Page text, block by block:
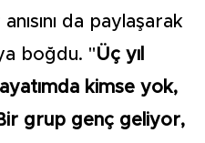
da paylaşarak
boğdu. "Üç yıl
kimse yok,
Bir grup genç geliyor,